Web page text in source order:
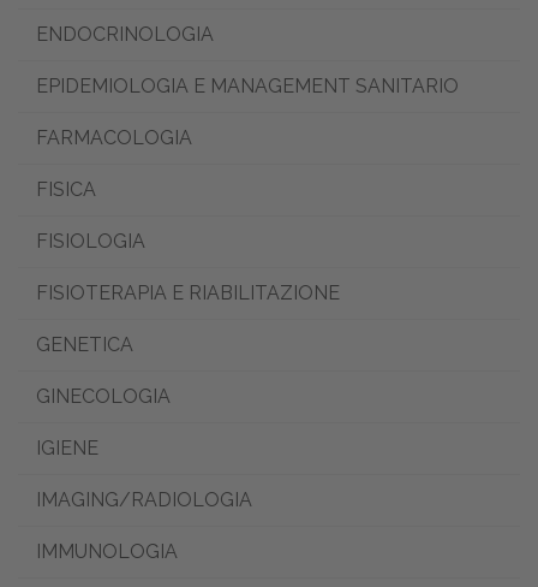
ENDOCRINOLOGIA
EPIDEMIOLOGIA E MANAGEMENT SANITARIO
FARMACOLOGIA
FISICA
FISIOLOGIA
FISIOTERAPIA E RIABILITAZIONE
GENETICA
GINECOLOGIA
IGIENE
IMAGING/RADIOLOGIA
IMMUNOLOGIA